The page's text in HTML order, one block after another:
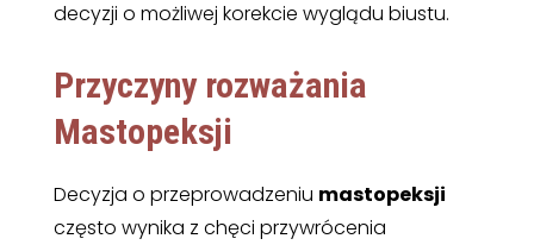
decyzji o możliwej korekcie wyglądu biustu.
Przyczyny rozważania
Mastopeksji
Decyzja o przeprowadzeniu mastopeksji
często wynika z chęci przywrócenia